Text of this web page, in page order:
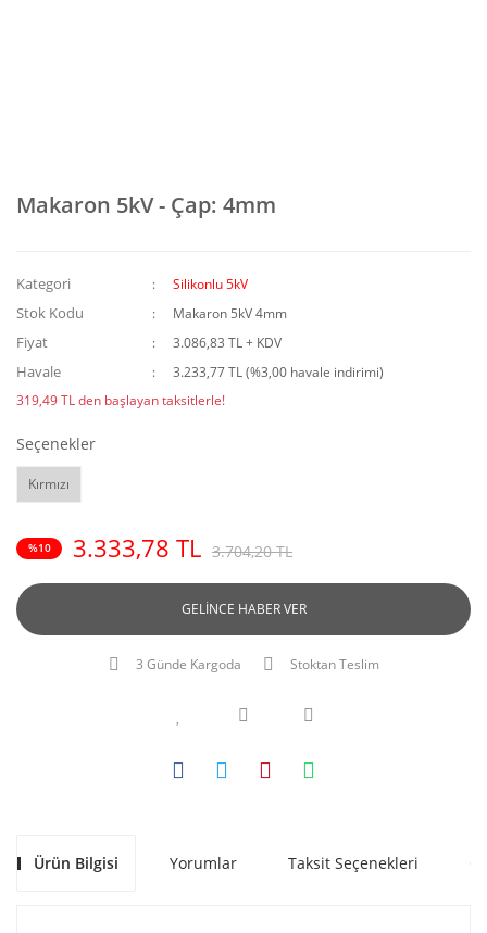
Makaron 5kV - Çap: 4mm
Kategori Silikonlu 5kV
Stok Kodu Makaron 5kV 4mm
Fiyat 3.086,83 TL + KDV
Havale
3.233,77 TL (%3,00 havale indirimi)
319,49 TL den başlayan taksitlerle!
Seçenekler
Kırmızı
%10 3.333,78 TL 3.704,20 TL
GELİNCE HABER VER
3 Günde Kargoda Stoktan Teslim
Ürün Bilgisi Yorumlar Taksit Seçenekleri